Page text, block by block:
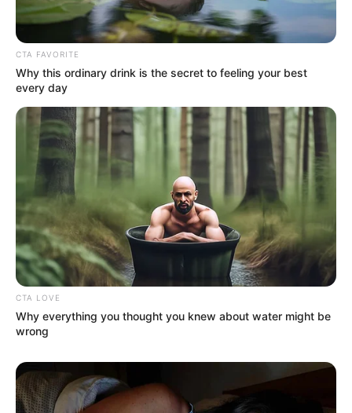
CTA FAVORITE
Why this ordinary drink is the secret to feeling your best
every day
CTA LOVE
Why everything you thought you knew about water might be
wrong